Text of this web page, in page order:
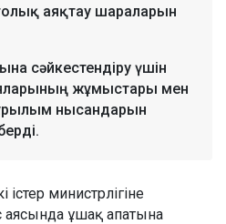
аяқтау шараларын
сәйкестендіру үшін
жұмыстары мен
нысандарын
министрлігіне
аясында ұшақ апатына